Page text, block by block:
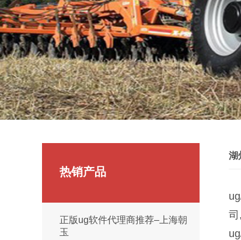
湖
热销产品
正版ug软件代理商推荐–上海朝
玉